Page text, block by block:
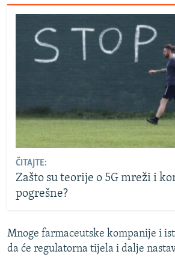
ČITAJTE:
Zašto su teorije o 5G mreži i
pogrešne?
Mnoge farmaceutske kompanije i
da će regulatorna tijela i dalje